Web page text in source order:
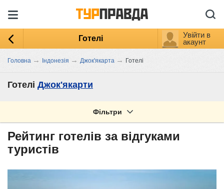
Готелі
Увійти в
акаунт
Головна → Індонезія → Джок'якарта → Готелі
Готелі Джок'якарти
Фільтри
Рейтинг готелів за відгуками
туристів